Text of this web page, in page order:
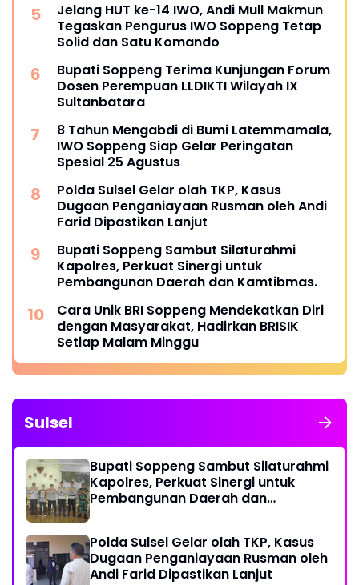
Jelang HUT ke-14 IWO, Andi Mull Makmun
Tegaskan Pengurus IWO Soppeng Tetap
Solid dan Satu Komando
Bupati Soppeng Terima Kunjungan Forum
Dosen Perempuan LLDIKTI Wilayah IX
Sultanbatara
8 Tahun Mengabdi di Bumi Latemmamala,
IWO Soppeng Siap Gelar Peringatan
Spesial 25 Agustus
Polda Sulsel Gelar olah TKP, Kasus
Dugaan Penganiayaan Rusman oleh Andi
Farid Dipastikan Lanjut
Bupati Soppeng Sambut Silaturahmi
Kapolres, Perkuat Sinergi untuk
Pembangunan Daerah dan Kamtibmas.
Cara Unik BRI Soppeng Mendekatkan Diri
dengan Masyarakat, Hadirkan BRISIK
Setiap Malam Minggu
Sulsel
Bupati Soppeng Sambut Silaturahmi
Kapolres, Perkuat Sinergi untuk
Pembangunan Daerah dan
Polda Sulsel Gelar olah TKP, Kasus
Dugaan Penganiayaan Rusman oleh
Andi Farid Dipastikan Lanjut